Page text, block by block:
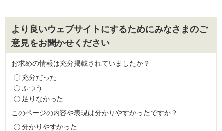
より良いウェブサイトにするためにみなさまのご
意見をお聞かせください
お求めの情報は充分掲載されていましたか？
充分だった
ふつう
足りなかった
このページの内容や表現は分かりやすかったですか？
分かりやすかった